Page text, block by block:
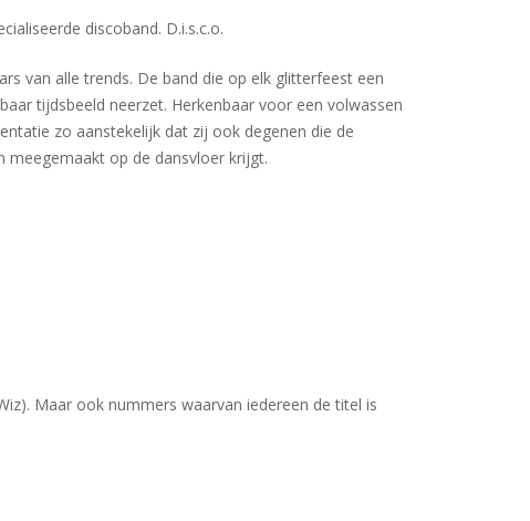
discoband. D.i.s.c.o.
van alle trends. De band die op elk glitterfeest een
tijdsbeeld neerzet. Herkenbaar voor een volwassen
zo aanstekelijk dat zij ook degenen die de
meegemaakt op de dansvloer krijgt.
Wiz). Maar ook nummers waarvan iedereen de titel is